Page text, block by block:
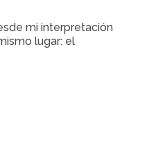
mi interpretación
lugar: el